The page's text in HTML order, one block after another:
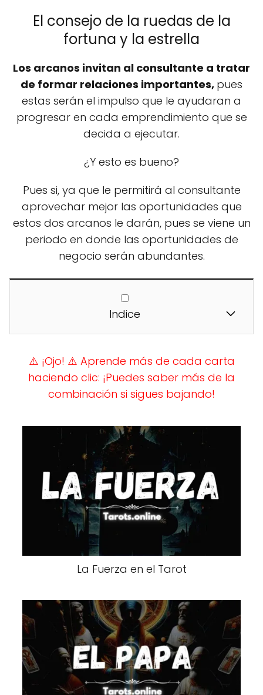
El consejo de la ruedas de la
fortuna y la estrella
Los arcanos invitan al consultante a tratar
de formar relaciones importantes, pues
estas serán el impulso que le ayudaran a
progresar en cada emprendimiento que se
decida a ejecutar.
¿Y esto es bueno?
Pues si, ya que le permitirá al consultante
aprovechar mejor las oportunidades que
estos dos arcanos le darán, pues se viene un
periodo en donde las oportunidades de
negocio serán abundantes.
Indice
⚠️ ¡Ojo! ⚠️ Aprende más de cada carta
haciendo clic: ¡Puedes saber más de la
combinación si sigues bajando!
La Fuerza en el Tarot